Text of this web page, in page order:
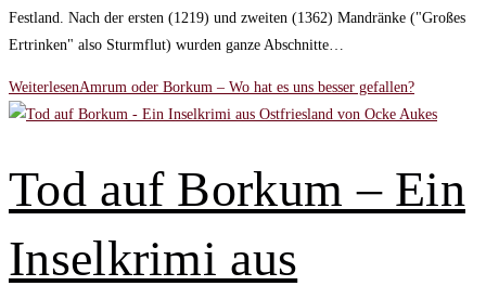
Festland. Nach der ersten (1219) und zweiten (1362) Mandränke ("Großes
Ertrinken" also Sturmflut) wurden ganze Abschnitte…
WeiterlesenAmrum oder Borkum – Wo hat es uns besser gefallen?
Tod auf Borkum – Ein
Inselkrimi aus